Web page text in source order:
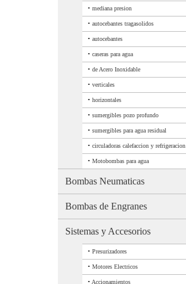
• mediana presion
• autocebantes tragasolidos
• autocebantes
• caseras para agua
• de Acero Inoxidable
• verticales
• horizontales
• sumergibles pozo profundo
• sumergibles para agua residual
• circuladoras calefaccion y refrigeracion
• Motobombas para agua
Bombas Neumaticas
Bombas de Engranes
Sistemas y Accesorios
• Presurizadores
• Motores Electricos
• Accionamientos